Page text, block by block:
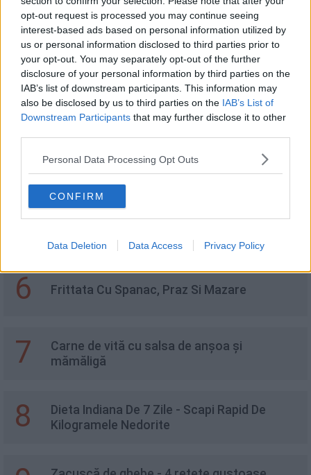
opt-out request is processed you may continue seeing
interest-based ads based on personal information utilized by
us or personal information disclosed to third parties prior to
your opt-out. You may separately opt-out of the further
disclosure of your personal information by third parties on the
IAB’s list of downstream participants. This information may
also be disclosed by us to third parties on the IAB’s List of
Downstream Participants that may further disclose it to other
Personal Data Processing Opt Outs
CONFIRM
Data Deletion Data Access Privacy Policy
2 Sos de gutui si mere
3 5 Surse Surprinzatoare De Zahar
Quesadilla cu legume - rețeta simplă și
rapidă
5
6 Frittata Cu Spanac, Praz Si Mazare
7
Carne de vită cu salsa de anşoa și
mămăligă
8
Dieta Indiana De 7 Zile - Scapi Rapid De
Kilogramele Nedorite